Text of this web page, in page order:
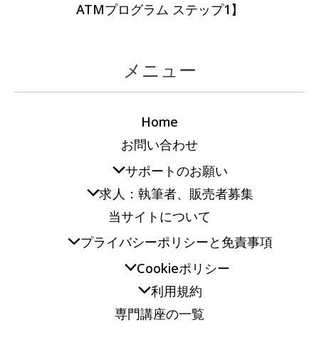
ATMプログラム ステップ1】
メニュー
Home
お問い合わせ
サポートのお願い
求人：執筆者、販売者募集
当サイトについて
プライバシーポリシーと免責事項
Cookieポリシー
利用規約
専門講座の一覧